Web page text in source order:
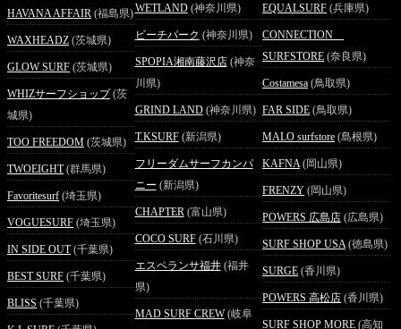
HAVANA AFFAIR (福島県)
WAXHEADZ (茨城県)
GLOW SURF (茨城県)
WHIZサーフショップ(茨
城県)
TOO FREEDOM (茨城県)
TWOEIGHT(群馬県)
Favoritesurf (埼玉県)
VOGUESURF (埼玉県)
IN SIDE OUT(千葉県)
BEST SURF (千葉県)
BLISS (千葉県)
WETLAND(神奈川県)
ビーチパーク (神奈川県)
SPOPIA湘南藤沢店(神奈
川県)
GRIND LAND(神奈川県)
T.KSURF(新潟県)
フリーダムサーフカンパ
ニー (新潟県)
CHAPTER(富山県)
COCO SURF(石川県)
エスペランサ福井(福井
県)
MAD SURF CREW(岐阜
EQUALSURF (兵庫県)
CONNECTION
SURFSTORE (奈良県)
Costamesa (鳥取県)
FAR SIDE (鳥取県)
MALO surfstore (島根県)
KAFNA(岡山県)
FRENZY (岡山県)
POWERS 広島店 (広島県)
SURF SHOP USA(徳島県)
SURGE (香川県)
POWERS 高松店 (香川県)
SURF SHOP MORE(高知